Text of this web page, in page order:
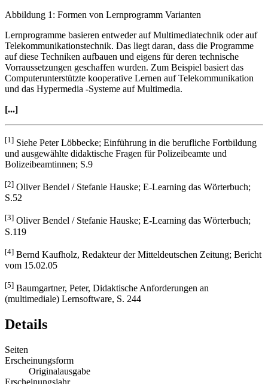
Abbildung 1: Formen von Lernprogramm Varianten
Lernprogramme basieren entweder auf Multimediatechnik oder auf
Telekommunikationstechnik. Das liegt daran, dass die Programme
auf diese Techniken aufbauen und eigens für deren technische
Vorraussetzungen geschaffen wurden. Zum Beispiel basiert das
Computerunterstützte kooperative Lernen auf Telekommunikation
und das Hypermedia -Systeme auf Multimedia.
[...]
[1] Siehe Peter Löbbecke; Einführung in die berufliche Fortbildung
und ausgewählte didaktische Fragen für Polizeibeamte und
Bolizeibeamtinnen; S.9
[2] Oliver Bendel / Stefanie Hauske; E-Learning das Wörterbuch;
S.52
[3] Oliver Bendel / Stefanie Hauske; E-Learning das Wörterbuch;
S.119
[4] Bernd Kaufholz, Redakteur der Mitteldeutschen Zeitung; Bericht
vom 15.02.05
[5] Baumgartner, Peter, Didaktische Anforderungen an
(multimediale) Lernsoftware, S. 244
Details
Seiten
Erscheinungsform
Originalausgabe
Erscheinungsjahr